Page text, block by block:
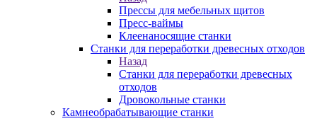
Прессы для мебельных щитов
Пресс-ваймы
Клеенаносящие станки
Станки для переработки древесных отходов
Назад
Станки для переработки древесных
отходов
Дровокольные станки
Камнеобрабатывающие станки